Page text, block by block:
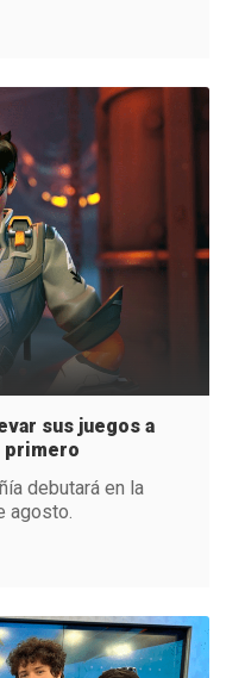
sus juegos a
primero
debutará en la
agosto.